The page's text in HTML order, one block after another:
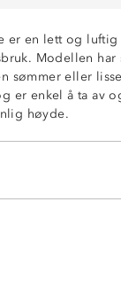
er en lett og
Modellen har
sømmer eller
er enkel å ta av
høyde.